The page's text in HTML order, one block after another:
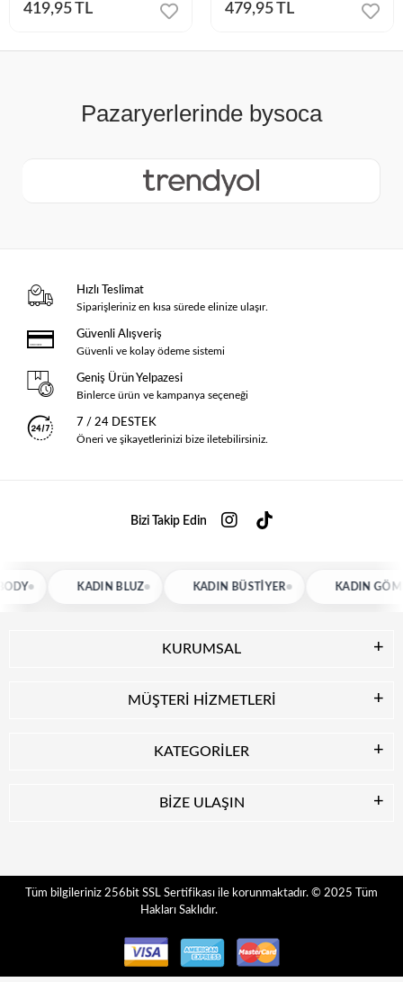
419,95 TL 479,95 TL
Hızlı Teslimat
Siparişleriniz en kısa sürede elinize ulaşır.
Güvenli Alışveriş
Güvenli ve kolay ödeme sistemi
Geniş Ürün Yelpazesi
Binlerce ürün ve kampanya seçeneği
7 / 24 DESTEK
Öneri ve şikayetlerinizi bize iletebilirsiniz.
Bizi Takip Edin
KADIN BLUZ KADIN BÜSTIYER KADIN GÖMLEK
KURUMSAL
MÜŞTERİ HİZMETLERİ
KATEGORİLER
BİZE ULAŞIN
Tüm bilgileriniz 256bit SSL Sertifikası ile korunmaktadır. © 2025
Tüm
Hakları Saklıdır.